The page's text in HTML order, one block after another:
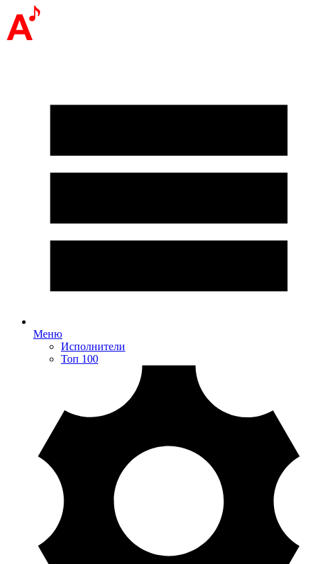
Меню
Исполнители
Топ 100